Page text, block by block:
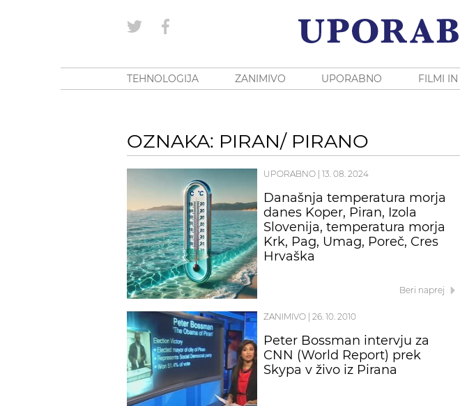
TEHNOLOGIJA ZANIMIVO UPORABNO FILMI
OZNAKA: PIRAN/ PIRANO
UPORABNO 13. 08. 2024
Današnja temperatura morja
danes Koper, Piran, Izola
Slovenija, temperatura morja
Krk, Pag, Umag, Poreč, Cres
Hrvaška
Beri naprej
ZANIMIVO 26. 10. 2010
Peter Bossman intervju za
CNN (World Report) prek
Skypa v živo iz Pirana